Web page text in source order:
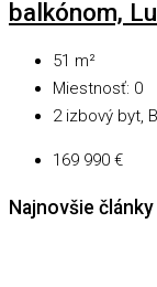
balkónom,
51 m²
Miestnosť: 0
2 izbový byt,
169 990 €
Najnovšie články